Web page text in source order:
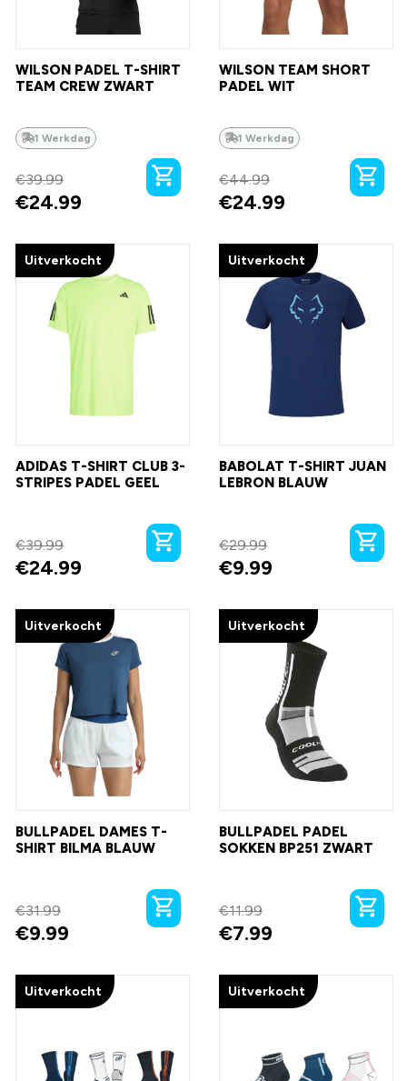
WILSON PADEL T-SHIRT
TEAM CREW ZWART
1 Werkdag
€39.99
€24.99
WILSON TEAM SHORT
PADEL WIT
1 Werkdag
€44.99
€24.99
Uitverkocht
ADIDAS T-SHIRT CLUB 3-
STRIPES PADEL GEEL
€39.99
€24.99
Uitverkocht
BABOLAT T-SHIRT JUAN
LEBRON BLAUW
€29.99
€9.99
Uitverkocht
BULLPADEL DAMES T-
SHIRT BILMA BLAUW
€31.99
€9.99
Uitverkocht
BULLPADEL PADEL
SOKKEN BP251 ZWART
€11.99
€7.99
Uitverkocht Uitverkocht